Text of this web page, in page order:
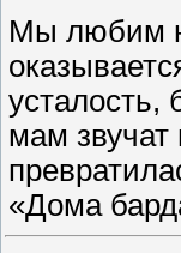
Мы любим
мам
«Дома